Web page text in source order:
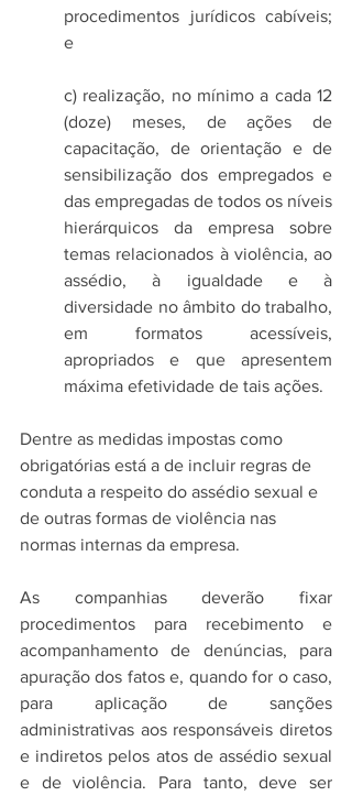
procedimentos jurídicos cabíveis;
e
c) realização, no mínimo a cada 12
(doze) meses, de ações de
capacitação, de orientação e de
sensibilização dos empregados e
das empregadas de todos os níveis
hierárquicos da empresa sobre
temas relacionados à violência, ao
assédio, à igualdade e à
diversidade no âmbito do trabalho,
em formatos acessíveis,
apropriados e que apresentem
máxima efetividade de tais ações.
Dentre as medidas impostas como
obrigatórias está a de incluir regras de
conduta a respeito do assédio sexual e
de outras formas de violência nas
normas internas da empresa.
As companhias deverão fixar
procedimentos para recebimento e
acompanhamento de denúncias, para
apuração dos fatos e, quando for o caso,
para aplicação de sanções
administrativas aos responsáveis diretos
e indiretos pelos atos de assédio sexual
e de violência. Para tanto, deve ser